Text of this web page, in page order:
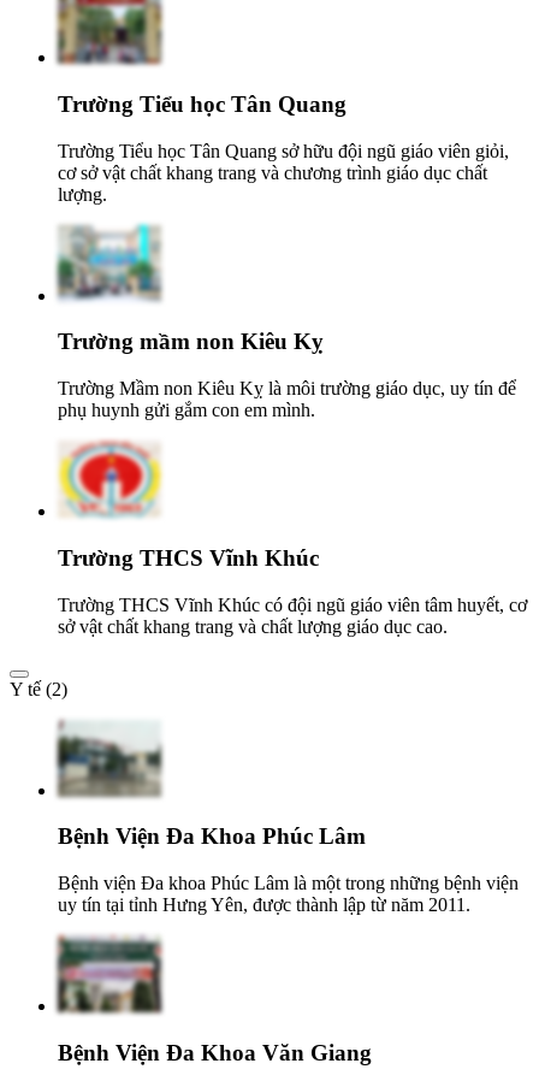
Trường Tiểu học Tân Quang
Trường Tiểu học Tân Quang sở hữu đội ngũ giáo viên giỏi,
cơ sở vật chất khang trang và chương trình giáo dục chất
lượng.
Trường mầm non Kiêu Kỵ
Trường Mầm non Kiêu Kỵ là môi trường giáo dục, uy tín để
phụ huynh gửi gắm con em mình.
Trường THCS Vĩnh Khúc
Trường THCS Vĩnh Khúc có đội ngũ giáo viên tâm huyết, cơ
sở vật chất khang trang và chất lượng giáo dục cao.
Y tế (2)
Bệnh Viện Đa Khoa Phúc Lâm
Bệnh viện Đa khoa Phúc Lâm là một trong những bệnh viện
uy tín tại tỉnh Hưng Yên, được thành lập từ năm 2011.
Bệnh Viện Đa Khoa Văn Giang